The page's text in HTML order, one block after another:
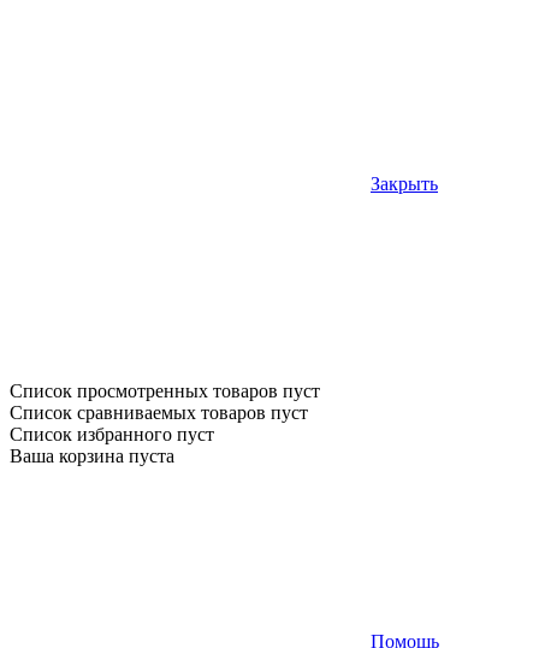
Закрыть
Список просмотренных товаров пуст
Список сравниваемых товаров пуст
Список избранного пуст
Ваша корзина пуста
Помощь